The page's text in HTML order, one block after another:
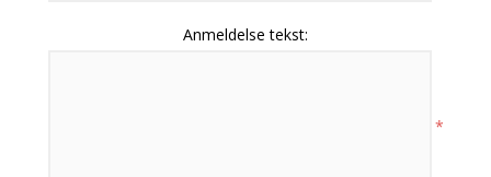
Anmeldelse tekst:
*